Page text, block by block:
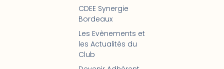
CDEE Synergie
Bordeaux
Les Evènements et
les Actualités du
Club